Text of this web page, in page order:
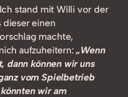
stand mit Willi vor der
dieser einen
machte,
aufzuheitern:„Wenn
dann können wir uns
vom Spielbetrieb
wir am